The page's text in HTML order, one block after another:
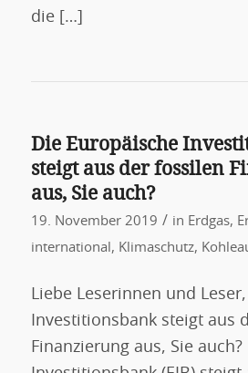
die […]
Die Europäische
steigt aus der fossilen
aus, Sie auch?
19. November 2019 / in Erdgas,
international , Klimaschutz,
Liebe Leserinnen und
Investitionsbank steigt aus
Finanzierung aus, Sie